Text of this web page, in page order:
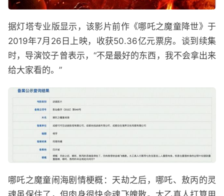
据灯塔专业版显示，该影片前作《哪吒之魔童降世》于
2019年7月26日上映，收获50.36亿元票房。谈到续集
时，导演饺子曾表示，“不是最好的东西，我不会拿出来
给大家看的。”
哪吒之魔童闹海剧情梗概：天劫之后，哪吒、敖丙的灵